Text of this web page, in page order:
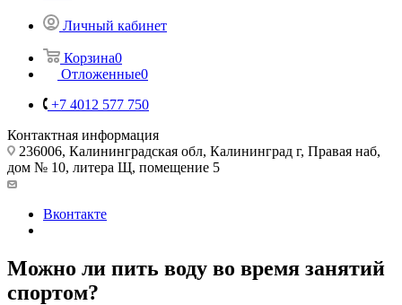
Личный кабинет
Корзина0
Отложенные0
+7 4012 577 750
Контактная информация
236006, Калининградская обл, Калининград г, Правая наб,
дом № 10, литера Щ, помещение 5
Вконтакте
Можно ли пить воду во время занятий
спортом?